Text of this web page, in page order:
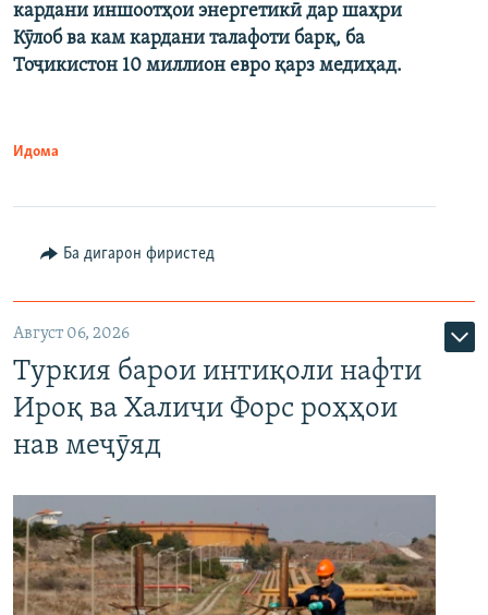
кардани иншоотҳои энергетикӣ дар шаҳри
Кӯлоб ва кам кардани талафоти барқ, ба
Тоҷикистон 10 миллион евро қарз медиҳад.
Идома
Ба дигарон фиристед
Август 06, 2026
Туркия барои интиқоли нафти
Ироқ ва Халиҷи Форс роҳҳои
нав меҷӯяд